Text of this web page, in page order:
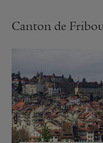
Canton de